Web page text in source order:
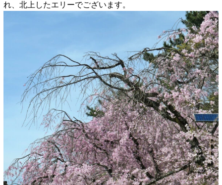
れ、北上したエリーでございます。